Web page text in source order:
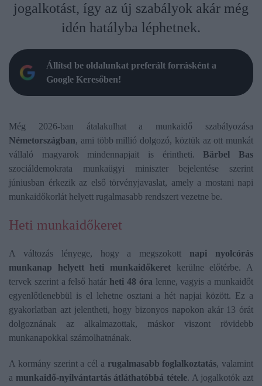
jogalkotást, így az új szabályok akár még
idén hatályba léphetnek.
Állítsd be oldalunkat preferált forrásként a
Google Keresőben!
Még 2026-ban átalakulhat a munkaidő szabályozása
Németországban, ami több millió dolgozó, köztük az ott munkát
vállaló magyarok mindennapjait is érintheti.Bärbel Bas
szociáldemokrata munkaügyi miniszter bejelentése szerint
júniusban érkezik az első törvényjavaslat, amely a mostani napi
munkaidőkorlát helyett rugalmasabb rendszert vezetne be.
Heti munkaidőkeret
A változás lényege, hogy a megszokott napi nyolcórás
munkanap helyett heti munkaidőkeret kerülne előtérbe. A
tervek szerint a felső határ heti 48 óra lenne, vagyis a munkaidőt
egyenlőtlenebbül is el lehetne osztani a hét napjai között. Ez a
gyakorlatban azt jelentheti, hogy bizonyos napokon akár 13 órát
dolgoznának az alkalmazottak, máskor viszont rövidebb
munkanapokkal számolhatnának.
A kormány szerint a cél a rugalmasabb foglalkoztatás, valamint
a munkaidő-nyilvántartás átláthatóbbá tétele. A jogalkotók azt